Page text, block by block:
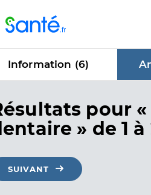
Information (6)
dans
pour
» de 1
SUIVANT
cookies